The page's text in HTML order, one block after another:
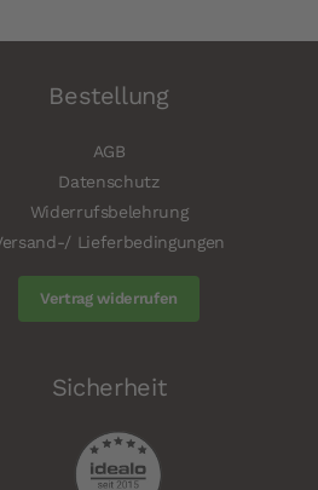
Bestellung
AGB
Datenschutz
Widerrufsbelehrung
Lieferbedingungen
Vertrag widerrufen
Sicherheit